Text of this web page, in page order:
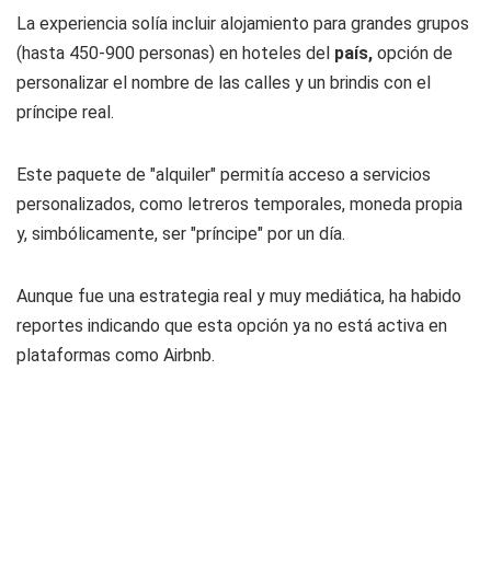
La experiencia solía incluir alojamiento para grandes grupos
(hasta 450-900 personas) en hoteles del país, opción de
personalizar el nombre de las calles y un brindis con el
príncipe real.
Este paquete de "alquiler" permitía acceso a servicios
personalizados, como letreros temporales, moneda propia
y, simbólicamente, ser "príncipe" por un día.
Aunque fue una estrategia real y muy mediática, ha habido
reportes indicando que esta opción ya no está activa en
plataformas como Airbnb.